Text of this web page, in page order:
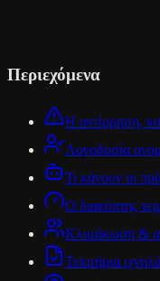
Περιεχόμενα
Η αντίρρηση,
Λογοδοσία
Τι κάνουν οι
Ο διακόπτης
Κλιμάκωση &
Τεκμήρια